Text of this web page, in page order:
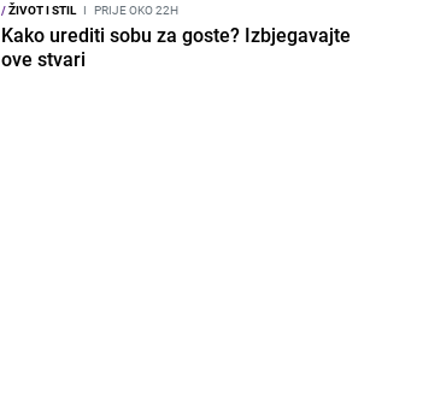
/ŽIVOT I STIL I PRIJE OKO 22H
Kako urediti sobu za goste? Izbjegavajte
ove stvari